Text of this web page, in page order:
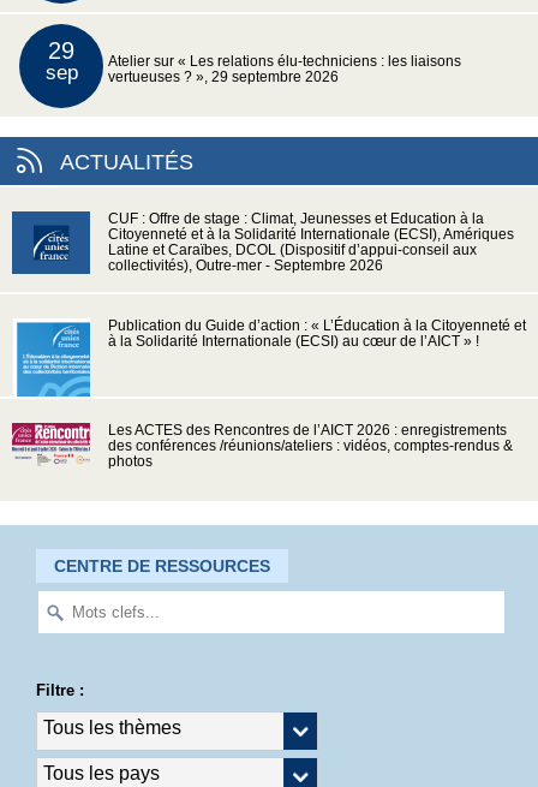
29
sep
Atelier sur « Les relations élu-techniciens : les liaisons
vertueuses ? », 29 septembre 2026
ACTUALITÉS
CUF : Offre de stage : Climat, Jeunesses et Education à la
Citoyenneté et à la Solidarité Internationale (ECSI), Amériques
Latine et Caraïbes, DCOL (Dispositif d’appui-conseil aux
collectivités), Outre-mer - Septembre 2026
Publication du Guide d’action : « L’Éducation à la Citoyenneté et
à la Solidarité Internationale (ECSI) au cœur de l’AICT » !
Les ACTES des Rencontres de l’AICT 2026 : enregistrements
des conférences /réunions/ateliers : vidéos, comptes-rendus &
photos
CENTRE DE RESSOURCES
Filtre :